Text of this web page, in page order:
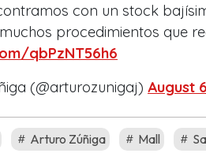
con un stock
procedimientos que
qbPzNT56h6
(@arturozunigaj) August
Arturo Zúñiga Mall